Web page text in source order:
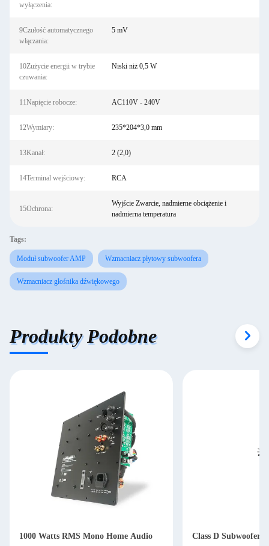
wyłączenia:
9Czułość automatycznego
włączania:
5 mV
10Zużycie energii w trybie
czuwania:
Niski niż 0,5 W
11Napięcie robocze: AC110V - 240V
12Wymiary: 235*204*3,0 mm
13Kanał: 2 (2,0)
14Terminal wejściowy: RCA
15Ochrona:
Wyjście Zwarcie, nadmierne obciążenie i
nadmierna temperatura
Tags:
Moduł subwoofer AMP Wzmacniacz płytowy subwoofera
Wzmacniacz głośnika dźwiękowego
Produkty Podobne
1000 Watts RMS Mono Home Audio
Class D Subwoofer